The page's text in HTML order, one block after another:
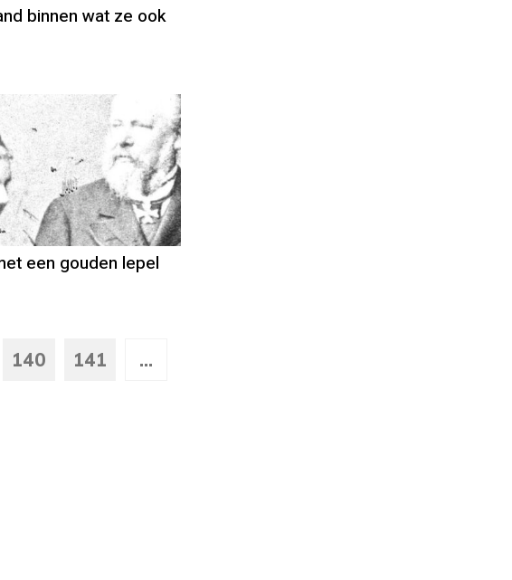
binnen wat ze ook
Rem
een gouden lepel
140 141 ...